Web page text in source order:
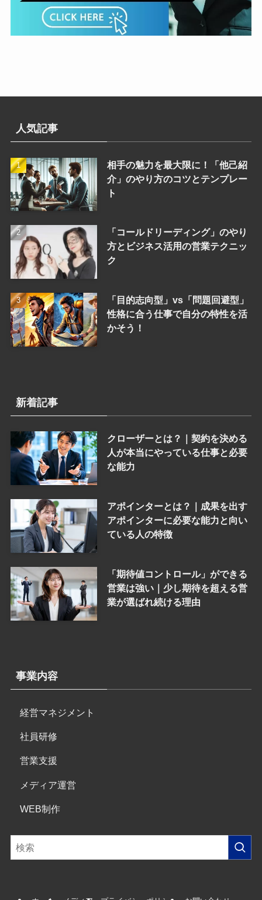
人気記事
相手の魅力を最大限に！「他己紹
介」のやり方のコツとテンプレー
ト
「コールドリーディング」のやり
方とビジネス活用の営業テクニッ
ク
「目的志向型」vs「問題回避型」
性格に合う仕事で自分の特性を活
かそう！
新着記事
クローザーとは？｜契約を決める
人が本当にやっている仕事と必要
な能力
アポインターとは？｜成果を出す
アポインターに必要な能力と向い
ている人の特徴
「期待値コントロール」ができる
営業は強い｜少し期待を超える営
業が選ばれ続ける理由
事業内容
経営マネジメント
社員研修
営業支援
メディア運営
WEB制作